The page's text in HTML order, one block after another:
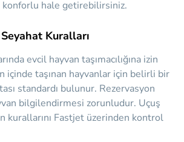
konforlu hale getirebilirsiniz.
Kuralları
evcil hayvan taşımacılığına izin
içinde taşınan hayvanlar için belirli bir
standardı bulunur. Rezervasyon
bilgilendirmesi zorunludur. Uçuş
kurallarını Fastjet üzerinden kontrol